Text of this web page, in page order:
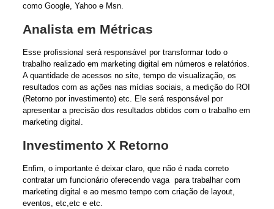
como Google, Yahoo e Msn.
Analista em Métricas
Esse profissional será responsável por transformar todo o
trabalho realizado em marketing digital em números e relatórios.
A quantidade de acessos no site, tempo de visualização, os
resultados com as ações nas mídias sociais, a medição do ROI
(Retorno por investimento) etc. Ele será responsável por
apresentar a precisão dos resultados obtidos com o trabalho em
marketing digital.
Investimento X Retorno
Enfim, o importante é deixar claro, que não é nada correto
contratar um funcionário oferecendo vaga para trabalhar com
marketing digital e ao mesmo tempo com criação de layout,
eventos, etc,etc e etc.